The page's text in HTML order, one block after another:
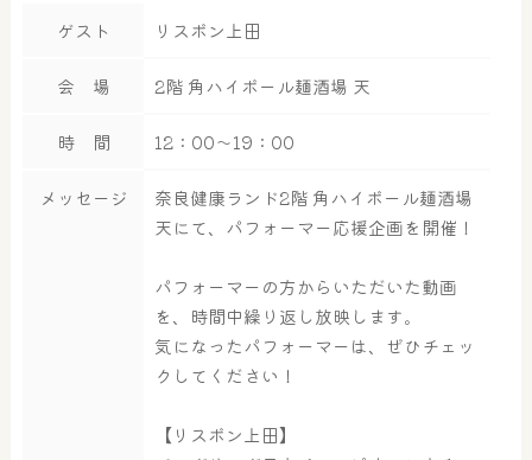
ゲスト リスボン上田
会 場 2階 角ハイボール麺酒場 天
時 間 12：00～19：00
メッセージ
奈良健康ランド2階 角ハイボール麺酒場
天にて、パフォーマー応援企画を開催！
パフォーマーの方からいただいた動画
を、時間中繰り返し放映します。
気になったパフォーマーは、ぜひチェッ
クしてください！
【リスボン上田】